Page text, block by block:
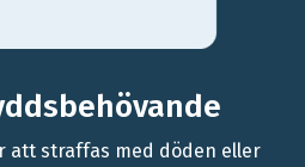
att straffas med döden eller